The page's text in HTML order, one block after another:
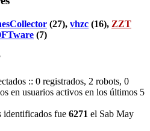
(27), vhzc (16), ZZT
(7)
:: 0 registrados, 2 robots, 0
en usuarios activos en los últimos 5
identificados fue 6271 el Sab May